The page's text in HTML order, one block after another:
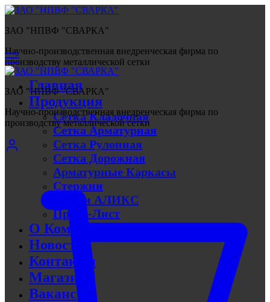
ЗАО "НПВФ "СВАРКА"
Научно-производственная внедренческая фирма по
производству металлической сетки
Главная
Продукция
Сетка Кладочная
Сетка Арматурная
Сетка Рулонная
Сетка Дорожная
Арматурные Каркасы
Стержни
Линии АЛИКС
Прайс-Лист
О Компании
Новости
Контакты
Магазин
Вакансии
ЗАО "НПВФ "СВАРКА"
Научно-производственная внедренческая фирма по
производству металлической сетки